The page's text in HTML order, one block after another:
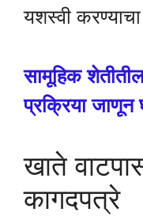
यशस्वी
सामूहिक शेतीतील
प्रक्रिया जाणून
खाते
कागदपत्रे